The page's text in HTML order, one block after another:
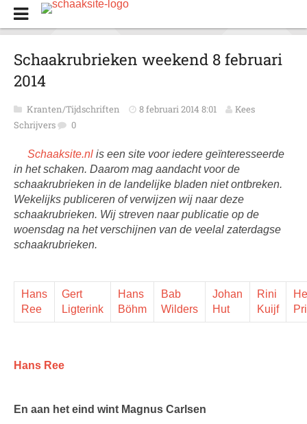
Schaakrubrieken weekend 8 februari
2014
Kranten/Tijdschriften 8 februari 2014 8:01
Kees
Schrijvers
0
Schaaksite.nl is een site voor iedere geïnteresseerde
in het schaken. Daarom mag aandacht voor de
schaakrubrieken in de landelijke bladen niet ontbreken.
Wekelijks publiceren of verwijzen wij naar deze
schaakrubrieken. Wij streven naar publicatie op de
woensdag na het verschijnen van de veelal zaterdagse
schaakrubrieken.
Hans
Ree
Gert
Ligterink
Hans
Böhm
Bab
Wilders
Johan
Hut
Rini
Kuijf
Hans Ree
En aan het eind wint Magnus Carlsen